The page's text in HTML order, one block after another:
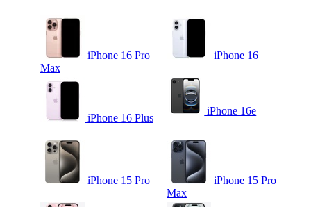
iPhone 16 Pro
Max
iPhone 16
iPhone 16 Plus
iPhone 16e
iPhone 15 Pro
iPhone 15 Pro
Max